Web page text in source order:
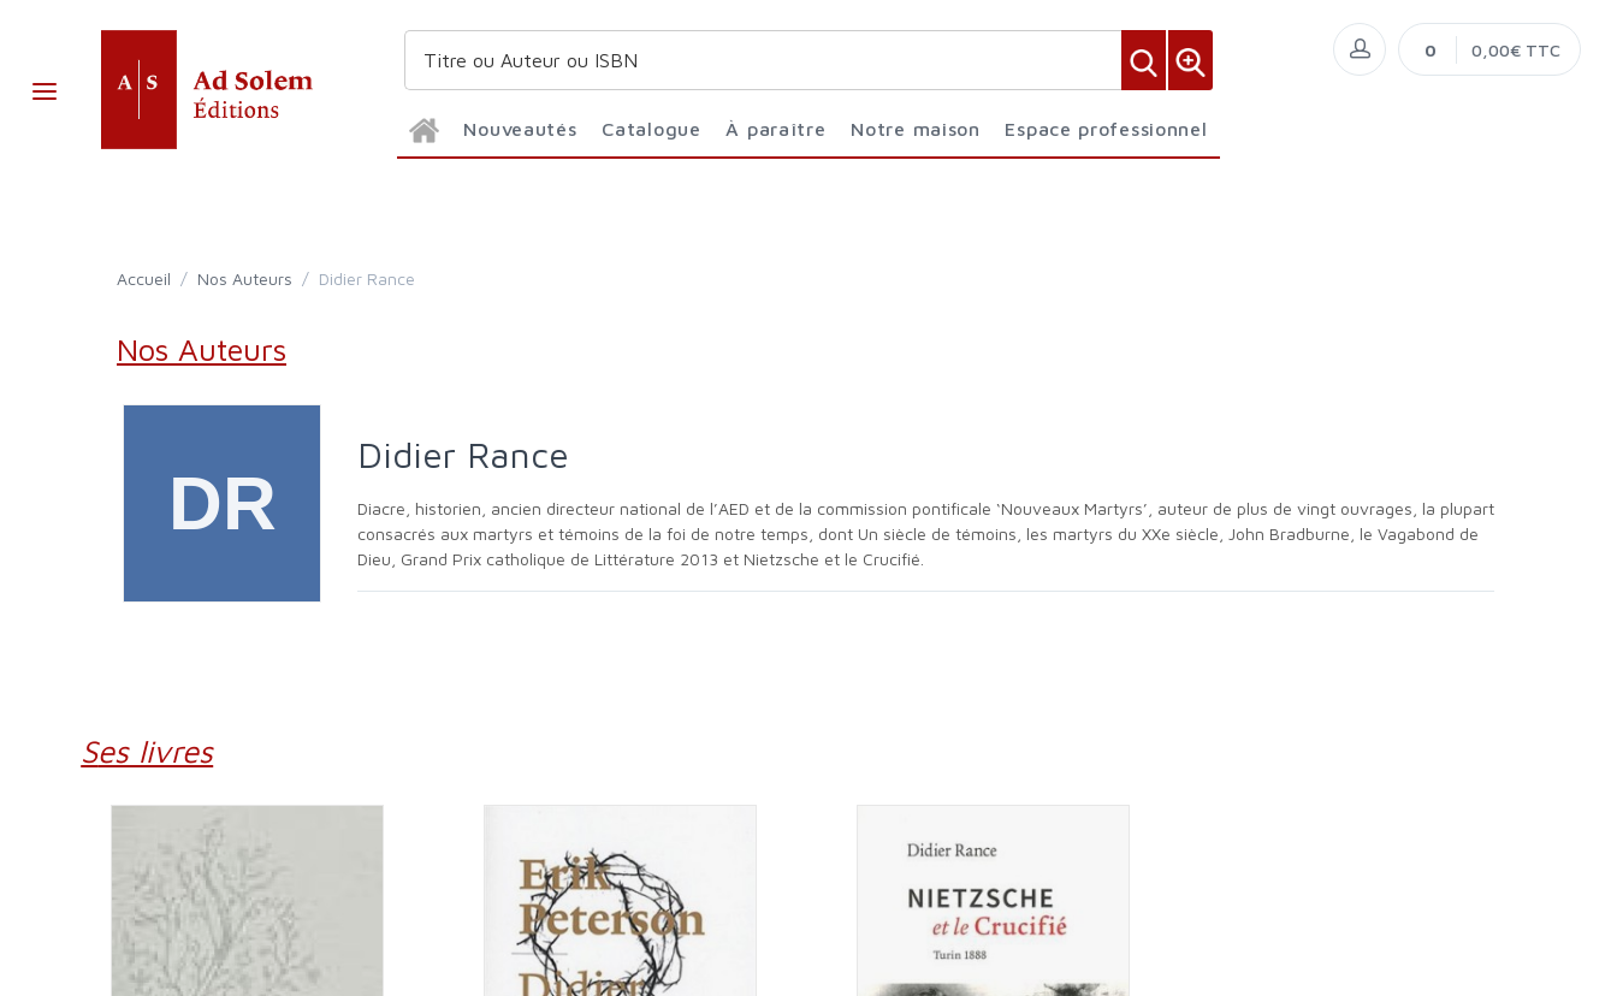
Nouveautés Catalogue À paraître Notre maison Espace professionnel
0 0,00€ TTC
Accueil / Nos Auteurs / Didier Rance
Nos Auteurs
Didier Rance
Diacre, historien, ancien directeur national de l’AED et de la commission pontificale ‘Nouveaux Martyrs’, auteur de plus de vingt ouvrages, la plupart
consacrés aux martyrs et témoins de la foi de notre temps, dont Un siècle de témoins, les martyrs du XXe siècle, John Bradburne, le Vagabond de
Dieu, Grand Prix catholique de Littérature 2013 et Nietzsche et le Crucifié.
Ses livres